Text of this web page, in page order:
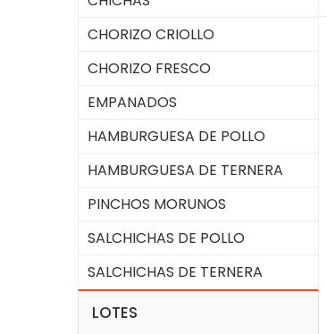
CHORIZO CRIOLLO
CHORIZO FRESCO
EMPANADOS
HAMBURGUESA DE POLLO
HAMBURGUESA DE TERNERA
PINCHOS MORUNOS
SALCHICHAS DE POLLO
SALCHICHAS DE TERNERA
LOTES